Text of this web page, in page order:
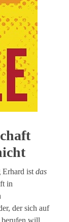
Erhard istdas
in
der sich auf